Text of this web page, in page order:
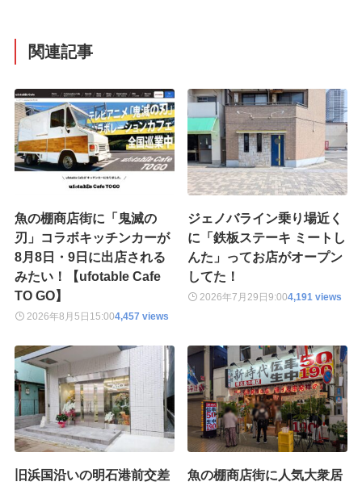
関連記事
魚の棚商店街に「鬼滅の
刃」コラボキッチンカーが
8月8日・9日に出店される
みたい！【ufotable Cafe
TO GO】
2026年8月5日 15:004,457 views
ジェノバライン乗り場近く
に「鉄板ステーキ ミートし
んた」ってお店がオープン
してた！
2026年7月29日9:004,191 views
旧浜国沿いの明石港前交差
魚の棚商店街に人気大衆居